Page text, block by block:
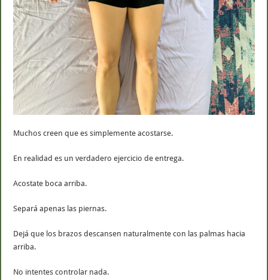
Muchos creen que es simplemente acostarse.
En realidad es un verdadero ejercicio de entrega.
Acostate boca arriba.
Separá apenas las piernas.
Dejá que los brazos descansen naturalmente con las palmas hacia
arriba.
No intentes controlar nada.